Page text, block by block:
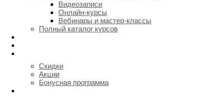
Видеозаписи
Онлайн-курсы
Вебинары и мастер-классы
Полный каталог курсов
Скидки
Акции
Бонусная программа